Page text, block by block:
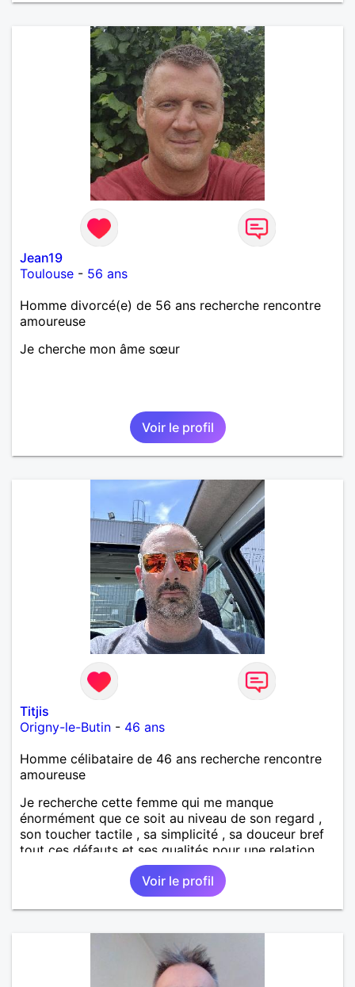
Jean19
Toulouse - 56 ans
Homme divorcé(e) de 56 ans recherche rencontre
amoureuse
Je cherche mon âme sœur
Voir le profil
Titjis
Origny-le-Butin - 46 ans
Homme célibataire de 46 ans recherche rencontre
amoureuse
Je recherche cette femme qui me manque
énormément que ce soit au niveau de son regard ,
son toucher tactile , sa simplicité , sa douceur bref
tout ces défauts et ses qualités pour une relation
Voir le profil